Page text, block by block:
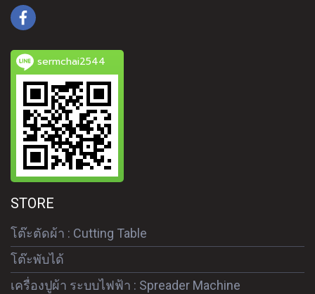
sermchai2544
STORE
โต๊ะตัดผ้า : Cutting Table
โต๊ะพับได้
เครื่องปูผ้า ระบบไฟฟ้า : Spreader Machine